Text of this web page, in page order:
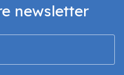
newsletter